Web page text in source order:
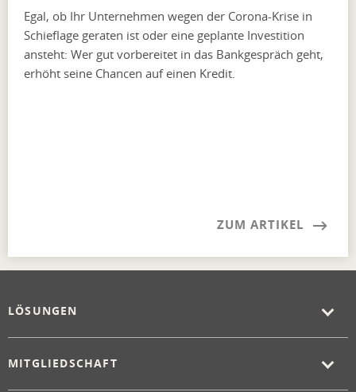
Egal, ob Ihr Unternehmen wegen der Corona-Krise in
Schieflage geraten ist oder eine geplante Investition
ansteht: Wer gut vorbereitet in das Bankgespräch geht,
erhöht seine Chancen auf einen Kredit.
ZUM ARTIKEL
LÖSUNGEN
MITGLIEDSCHAFT